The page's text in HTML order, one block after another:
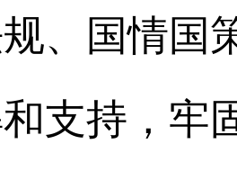
、国情国
支持，牢